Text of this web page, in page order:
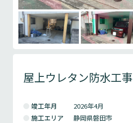
屋上ウレタン防水工事
竣工年月
2026年4月
施工エリア
静岡県磐田市